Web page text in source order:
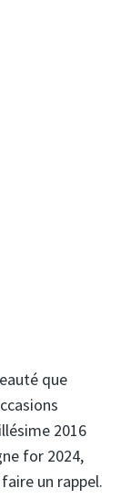
que
2016
for 2024,
un rappel.